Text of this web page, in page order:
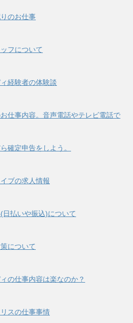
のお仕事
フについて
経験者の体験談
仕事内容。音声電話やテレビ電話で
確定申告をしよう。
ブの求人情報
日払いや振込)について
について
の仕事内容は楽なのか？
スの仕事事情